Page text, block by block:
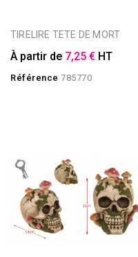
TIRELIRE TETE DE MORT
À partir de 7,25 € HT
Référence 785770